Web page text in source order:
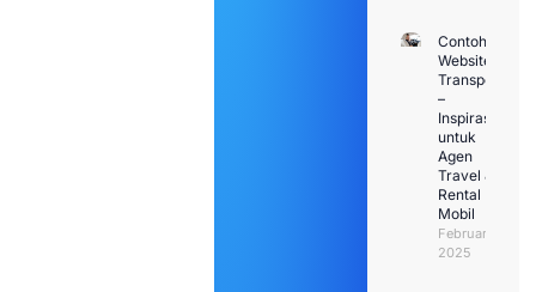
Contoh
Website
Transport
–
Inspirasi
untuk
Agen
Travel &
Rental
Mobil
Februari 1,
2025